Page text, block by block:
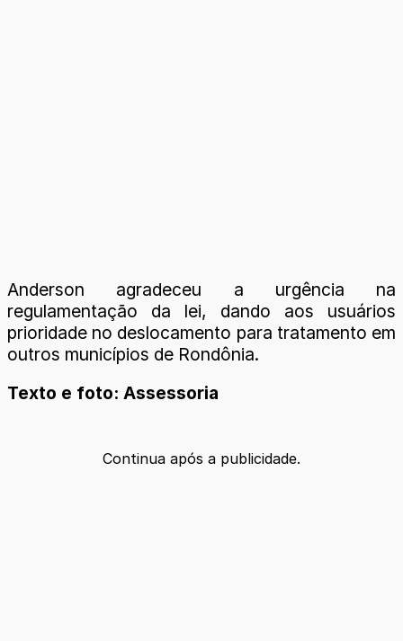
Anderson agradeceu a urgência na
regulamentação da lei, dando aos usuários
prioridade no deslocamento para tratamento em
outros municípios de Rondônia.
Texto e foto: Assessoria
Continua após a publicidade.